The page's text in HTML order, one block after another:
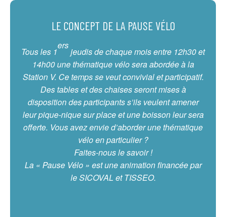
LE CONCEPT DE LA PAUSE VÉLO
Tous les 1
ers
jeudis de chaque mois entre 12h30 et
14h00 une thématique vélo sera abordée à la
Station V. Ce temps se veut convivial et participatif.
Des tables et des chaises seront mises à
disposition des participants s’ils veulent amener
leur pique-nique sur place et une boisson leur sera
offerte. Vous avez envie d’aborder une thématique
vélo en particulier ?
Faites-nous le savoir !
La « Pause Vélo » est une animation financée par
le SICOVAL et TISSEO.